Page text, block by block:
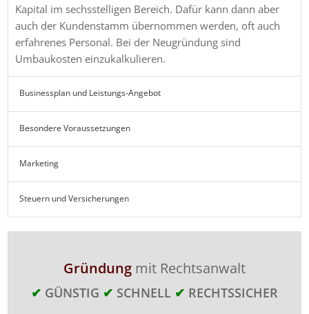
Kapital im sechsstelligen Bereich. Dafür kann dann aber
auch der Kundenstamm übernommen werden, oft auch
erfahrenes Personal. Bei der Neugründung sind
Umbaukosten einzukalkulieren.
Businessplan und Leistungs-Angebot
Besondere Voraussetzungen
Marketing
Steuern und Versicherungen
Gründung mit Rechtsanwalt
✔ GÜNSTIG ✔ SCHNELL ✔ RECHTSSICHER